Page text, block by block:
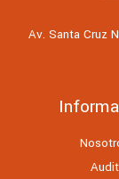
Av. Santa Cruz
Audit